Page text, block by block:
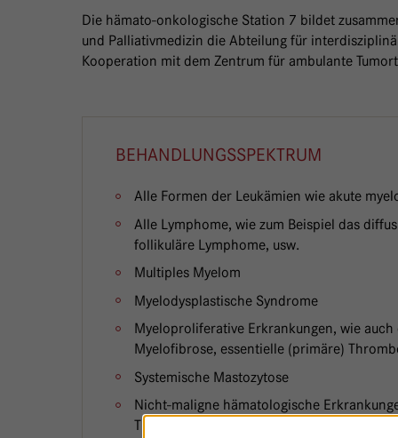
Die hämato-onkologische Station 7 bildet
und Palliativmedizin die Abteilung für
Kooperation mit dem Zentrum für ambulante
BEHANDLUNGSSPEKTRUM
Alle Formen der Leukämien wie akute
Alle Lymphome, wie zum Beispiel das
follikuläre Lymphome, usw.
Multiples Myelom
Myelodysplastische Syndrome
Myeloproliferative Erkrankungen, wie
Myelofibrose, essentielle (primäre)
Systemische Mastozytose
Nicht-maligne hämatologische
Thalassämie, Immunthrombozytopenie